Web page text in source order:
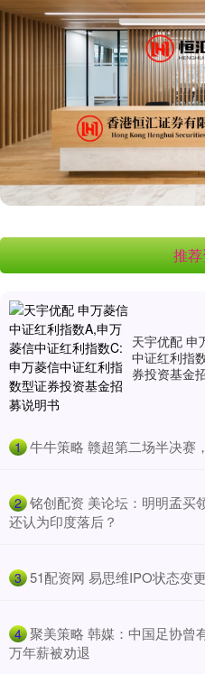
推
天宇优配 申
中证红利指
券投资基金
1 牛牛策略 赣超第二场半决赛
2 铭创配资 美论坛：明明孟买
还认为印度落后？
3 ​51配资网 易思维IPO状态变
4 聚美策略 韩媒：中国足协曾
万年薪被劝退